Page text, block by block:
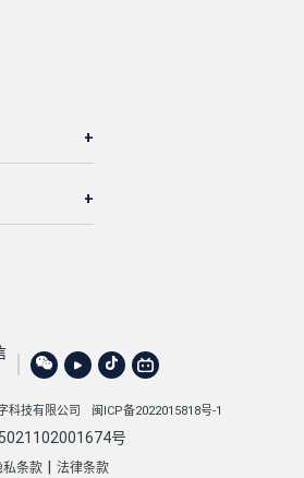
科技有限公司 闽ICP备2022015818号-1
号
私条款 法律条款